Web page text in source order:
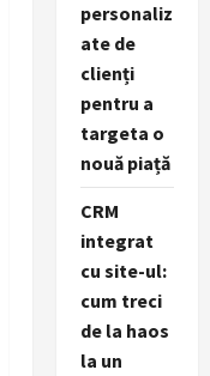
personaliz
ate de
clienți
pentru a
targeta o
nouă piață
CRM
integrat
cu site-ul:
cum treci
de la haos
la un